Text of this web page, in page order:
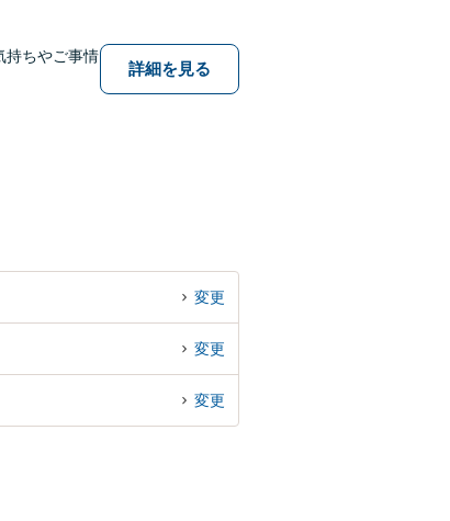
持ちやご事情
詳細を見る
変更
変更
変更